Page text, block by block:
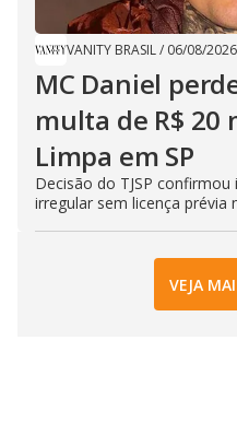
VANITY BRASIL/ 06/08/2026
MC Daniel
multa de R$ 20
Limpa em SP
Decisão do TJSP
irregular sem licença prévia
VEJA